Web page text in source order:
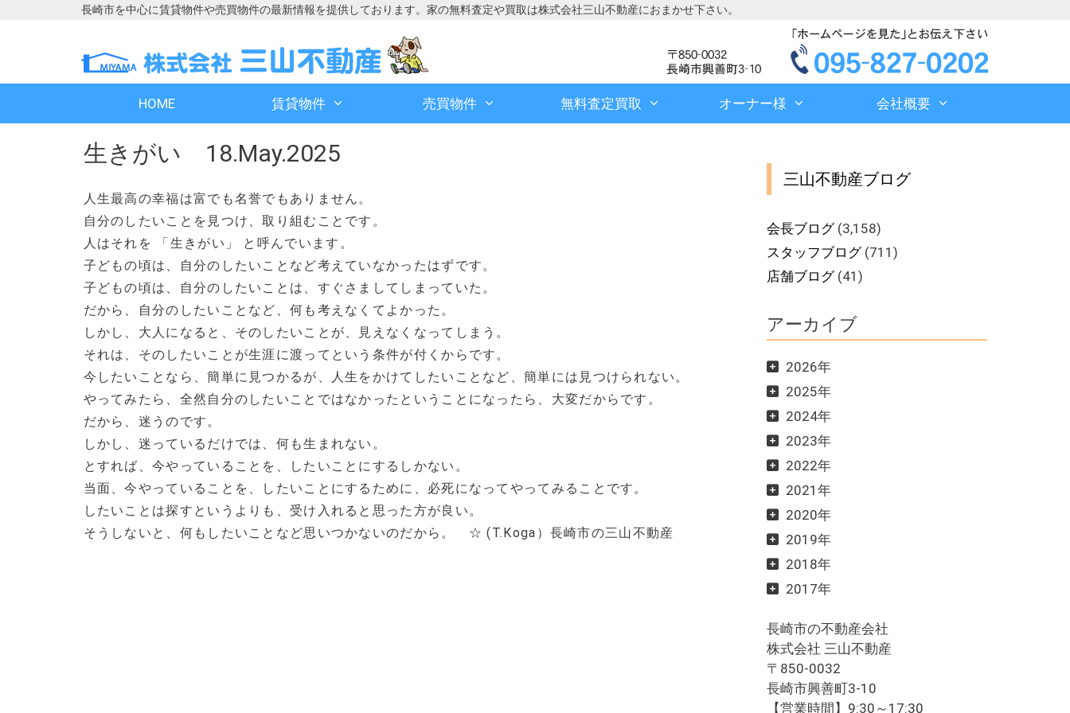
長崎市を中心に賃貸物件や売買物件の最新情報を提供しております。家の無料査定や買取は株式会社三山不動産におまかせ下さい。
ン
へ
ン
へ
HOME 賃貸物件 売買物件 無料査定買取 オーナー様 会社概要
生きがい 18.May.2025
人生最高の幸福は富でも名誉でもありません。
自分のしたいことを見つけ、取り組むことです。
人はそれを 「生きがい」 と呼んでいます。
子どもの頃は、自分のしたいことなど考えていなかったはずです。
子どもの頃は、自分のしたいことは、すぐさましてしまっていた。
だから、自分のしたいことなど、何も考えなくてよかった。
しかし、大人になると、そのしたいことが、見えなくなってしまう。
それは、そのしたいことが生涯に渡ってという条件が付くからです。
今したいことなら、簡単に見つかるが、人生をかけてしたいことなど、簡単には見つけられない。
やってみたら、全然自分のしたいことではなかったということになったら、大変だからです。
だから、迷うのです。
しかし、迷っているだけでは、何も生まれない。
とすれば、今やっていることを、したいことにするしかない。
当面、今やっていることを、したいことにするために、必死になってやってみることです。
したいことは探すというよりも、受け入れると思った方が良い。
そうしないと、何もしたいことなど思いつかないのだから。 ☆ (T.Koga）長崎市の三山不動産
三山不動産ブログ
会長ブログ(3,158)
スタッフブログ(711)
店舗ブログ(41)
アーカイブ
2026年
2025年
2024年
2023年
2022年
2021年
2020年
2019年
2018年
2017年
長崎市の不動産会社
株式会社 三山不動産
〒850-0032
長崎市興善町3-10
【営業時間】9:30～17:30